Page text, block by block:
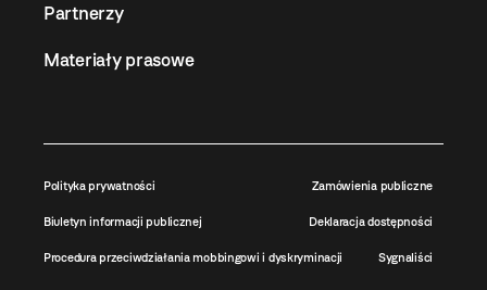
Partnerzy
Materiały prasowe
Polityka prywatności Zamówienia publiczne
Biuletyn informacji publicznej Deklaracja dostępności
Procedura przeciwdziałania mobbingowi i dyskryminacji Sygnaliści